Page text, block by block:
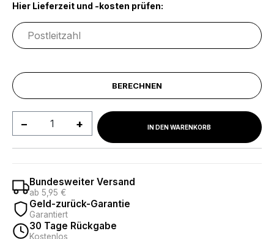
Hier Lieferzeit und -kosten prüfen:
BERECHNEN
Produkt Anzahl: Gib denIN DEN WARENKORB
Bundesweiter Versand
ab 5,95 €
Geld-zurück-Garantie
Garantiert
30 Tage Rückgabe
Kostenlos